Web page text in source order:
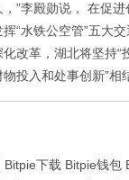
”李殿勋说， 在促
“水铁公空管”五大
改革，湖北将坚持“
投入和处事创新”相
Bitpie下载 Bitpie钱包